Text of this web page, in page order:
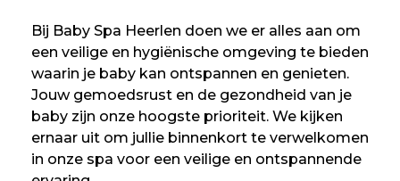
Bij Baby Spa Heerlen doen we er alles aan om
een veilige en hygiënische omgeving te bieden
waarin je baby kan ontspannen en genieten.
Jouw gemoedsrust en de gezondheid van je
baby zijn onze hoogste prioriteit. We kijken
ernaar uit om jullie binnenkort te verwelkomen
in onze spa voor een veilige en ontspannende